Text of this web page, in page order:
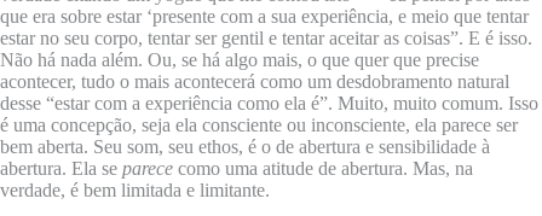
que era sobre estar ‘presente com a sua experiência, e meio que tentar
estar no seu corpo, tentar ser gentil e tentar aceitar as coisas”. E é isso.
Não há nada além. Ou, se há algo mais, o que quer que precise
acontecer, tudo o mais acontecerá como um desdobramento natural
desse “estar com a experiência como ela é”. Muito, muito comum. Isso
é uma concepção, seja ela consciente ou inconsciente, ela parece ser
bem aberta. Seu som, seu ethos, é o de abertura e sensibilidade à
abertura. Ela se parece como uma atitude de abertura. Mas, na
verdade, é bem limitada e limitante.